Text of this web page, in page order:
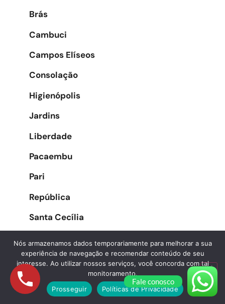
Brás
Cambuci
Campos Elíseos
Consolação
Higienópolis
Jardins
Liberdade
Pacaembu
Pari
República
Santa Cecília
Sé
Vila Buarque
Fale conosco
Nós armazenamos dados temporariamente para melhorar a sua
experiência de navegação e recomendar conteúdo de seu
interesse. Ao utilizar nossos serviços, você concorda com tal
monitoramento.
Prosseguir
Políticas de Privacidade